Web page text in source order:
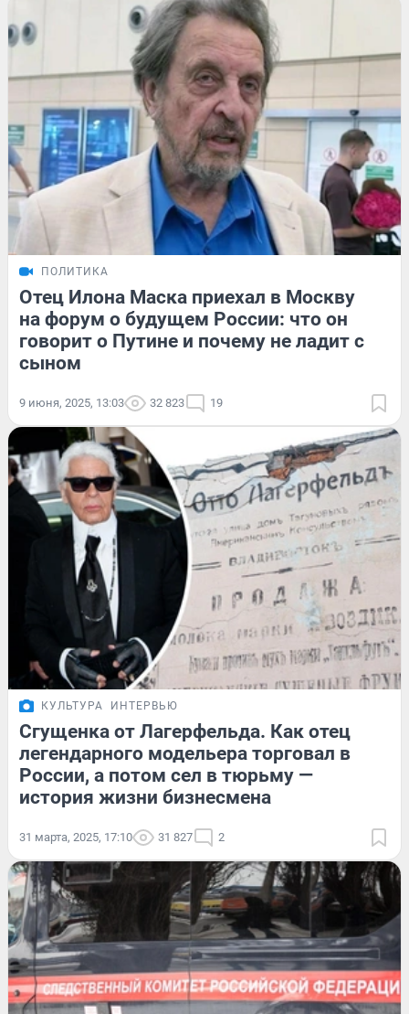
ПОЛИТИКА
Отец Илона Маска приехал в Москву
на форум о будущем России: что он
говорит о Путине и почему не ладит с
сыном
9 июня, 2025, 13:03 32 823 19
КУЛЬТУРА ИНТЕРВЬЮ
Сгущенка от Лагерфельда. Как отец
легендарного модельера торговал в
России, а потом сел в тюрьму —
история жизни бизнесмена
31 марта, 2025, 17:10 31 827 2